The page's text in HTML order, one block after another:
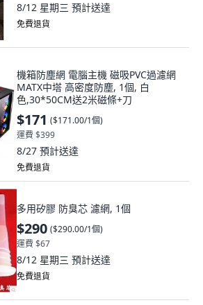
8/12 星期三 預計送達
免費退貨
機箱防塵網 電腦主機 磁吸PVC過濾網
MATX中塔 高密度防塵, 1個, 白
色,30*50CM送2米磁條+刀
$171 ($171.00/1個)
運費 $399
8/27 預計送達
免費退貨
多用矽膠 防臭芯 濾網, 1個
$290 ($290.00/1個)
運費 $67
8/12 星期三 預計送達
免費退貨